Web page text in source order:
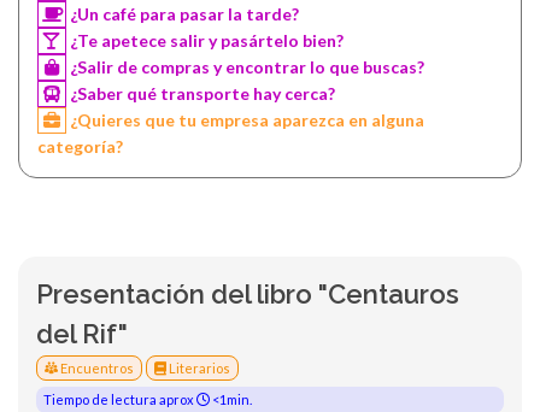
¿Un café para pasar la tarde?
¿Te apetece salir y pasártelo bien?
¿Salir de compras y encontrar lo que buscas?
¿Saber qué transporte hay cerca?
¿Quieres que tu empresa aparezca en alguna
categoría?
Presentación del libro "Centauros
del Rif"
Encuentros
Literarios
Tiempo de lectura aprox
<1min.